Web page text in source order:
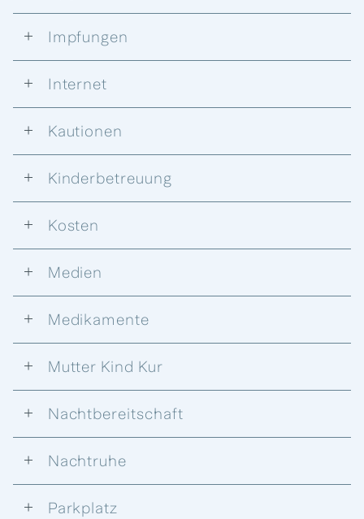
Impfungen
Internet
Kautionen
Kinderbetreuung
Kosten
Medien
Medikamente
Mutter Kind Kur
Nachtbereitschaft
Nachtruhe
Parkplatz